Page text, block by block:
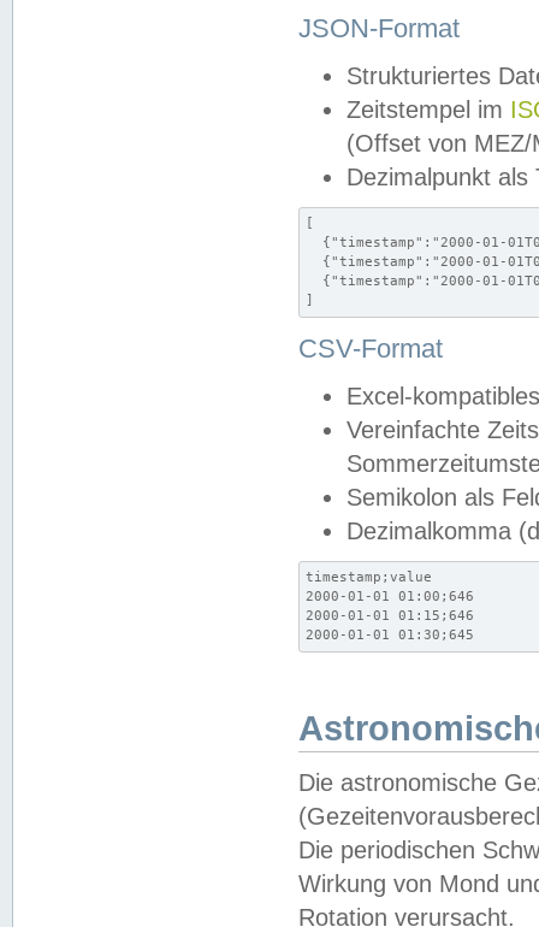
JSON-Format
Strukturiertes
Zeitstempel im
(Offset von MEZ/
Dezimalpunkt als
[
{"timestamp":"2000-01-
{"timestamp":"2000-01-
{"timestamp":"2000-01-
]
CSV-Format
Excel-
Vereinfachte
Semikolon als
Dezimalkomma
timestamp;value
2000-01-01 01:00;646
2000-01-01 01:15;646
2000-01-01 01:30;645
Die astronomische
Die periodischen
Wirkung von Mond
Rotation verursacht.